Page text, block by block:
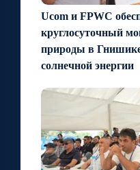
Ucom и FPWC
круглосуточный
природы в
солнечной энергии
Idram и
стартапами